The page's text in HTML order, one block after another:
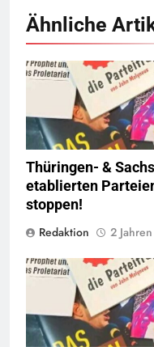
Ähnliche
Thüringen- &
etablierten
stoppen!
Redaktion
2 Jahren